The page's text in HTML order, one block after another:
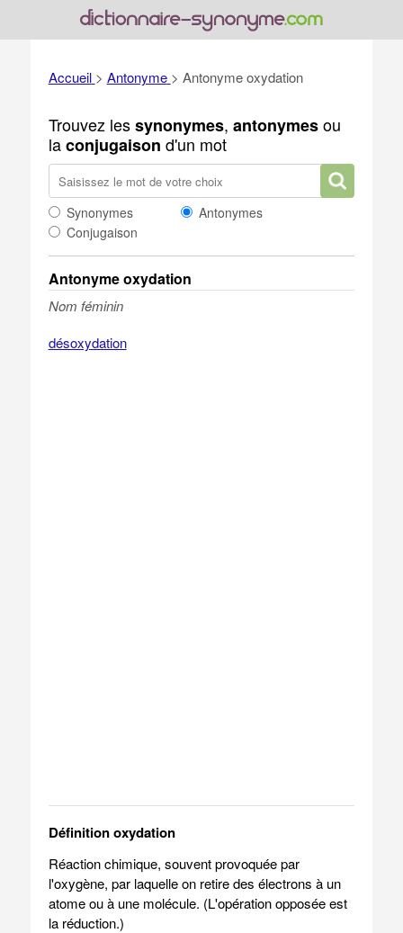
Accueil > Antonyme > Antonyme oxydation
Trouvez lessynonymes, antonymesou
laconjugaison d'un mot
Synonymes
Antonymes
Conjugaison
Antonyme oxydation
Nom féminin
désoxydation
Définition oxydation
Réaction chimique, souvent provoquée par
l'oxygène, par laquelle on retire des électrons à un
atome ou à une molécule. (L'opération opposée est
la réduction.)